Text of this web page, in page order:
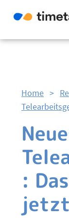
Home >
: